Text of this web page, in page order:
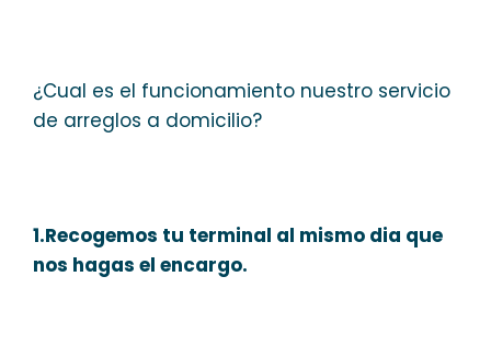
¿Cual es el funcionamiento nuestro servicio
de arreglos a domicilio?
1.Recogemos tu terminal al mismo dia que
nos hagas el encargo.